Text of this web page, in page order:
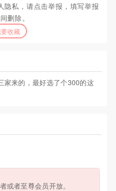
隐私，请点击举报，填写举报
删除。
收藏
家来的，最好选了个300的这
或者至尊会员开放。